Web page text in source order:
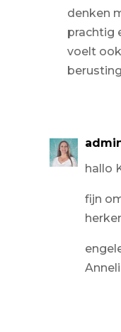
denken
prachtig
voelt
hallo
fijn